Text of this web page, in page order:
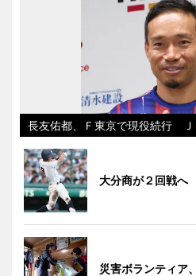
長友佑都、Ｆ東京で現役続行 Ｊ
大分商が２回戦
災害ボランティア